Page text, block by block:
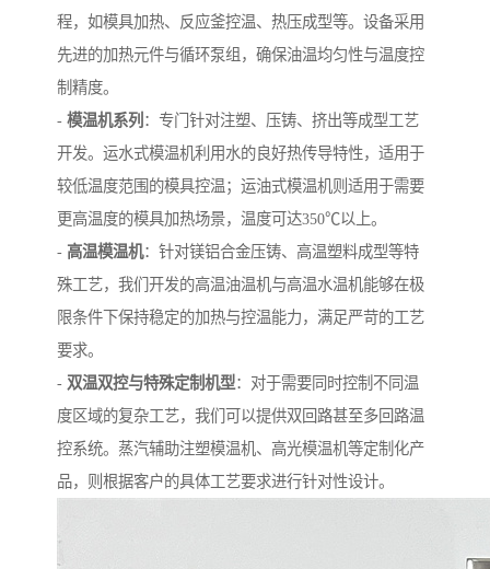
程，如模具加热、反应釜控温、热压成型等。设备采用
先进的加热元件与循环泵组，确保油温均匀性与温度控
制精度。
- 模温机系列 ：专门针对注塑、压铸、挤出等成型工艺
开发。运水式模温机利用水的良好热传导特性，适用于
较低温度范围的模具控温；运油式模温机则适用于需要
更高温度的模具加热场景，温度可达350℃以上。
- 高温模温机：针对镁铝合金压铸、高温塑料成型等特
殊工艺，我们开发的高温油温机与高温水温机能够在极
限条件下保持稳定的加热与控温能力，满足严苛的工艺
要求。
- 双温双控与特殊定制机型：对于需要同时控制不同温
度区域的复杂工艺，我们可以提供双回路甚至多回路温
控系统。蒸汽辅助注塑模温机、高光模温机等定制化产
品，则根据客户的具体工艺要求进行针对性设计。